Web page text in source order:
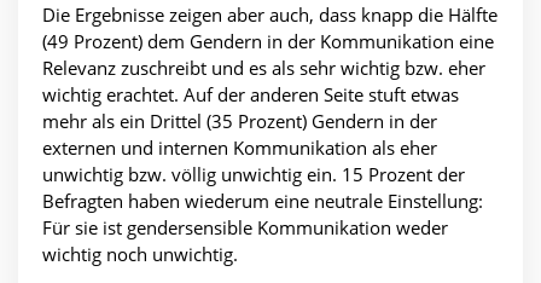
Die Ergebnisse zeigen aber auch, dass knapp die Hälfte
(49 Prozent) dem Gendern in der Kommunikation eine
Relevanz zuschreibt und es als sehr wichtig bzw. eher
wichtig erachtet. Auf der anderen Seite stuft etwas
mehr als ein Drittel (35 Prozent) Gendern in der
externen und internen Kommunikation als eher
unwichtig bzw. völlig unwichtig ein. 15 Prozent der
Befragten haben wiederum eine neutrale Einstellung:
Für sie ist gendersensible Kommunikation weder
wichtig noch unwichtig.